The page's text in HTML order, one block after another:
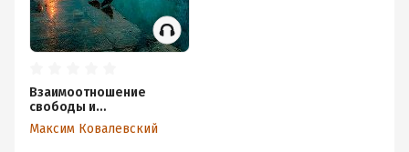
Взаимоотношение
свободы и
общественной
солидарности
Максим Ковалевский